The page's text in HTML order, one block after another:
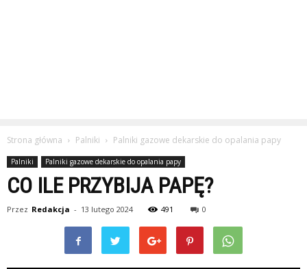
Strona główna Palniki Palniki gazowe dekarskie do opalania papy
Palniki Palniki gazowe dekarskie do opalania papy
CO ILE PRZYBIJA PAPĘ?
Przez Redakcja - 13 lutego 2024 491 0